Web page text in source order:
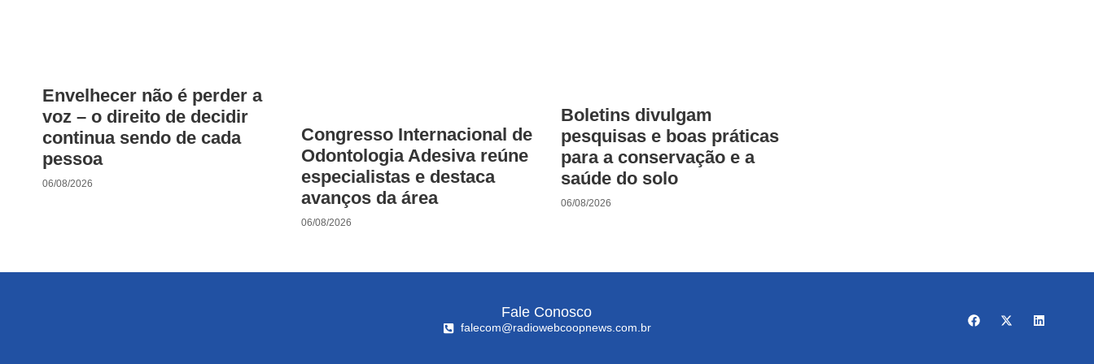
Envelhecer não é perder a
voz – o direito de decidir
continua sendo de cada
pessoa
06/08/2026
Congresso Internacional de
Odontologia Adesiva reúne
especialistas e destaca
avanços da área
06/08/2026
Boletins divulgam
pesquisas e boas práticas
para a conservação e a
saúde do solo
06/08/2026
Fale Conosco
falecom@radiowebcoopnews.com.br